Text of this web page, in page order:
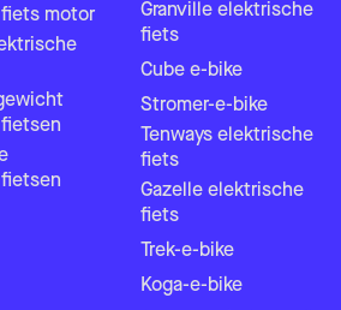
motor
Granville elektrische
fiets
Cube e-bike
Stromer-e-bike
Tenways elektrische
fiets
Gazelle elektrische
fiets
Trek-e-bike
Koga-e-bike